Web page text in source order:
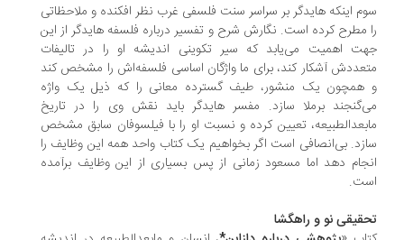
اینکه هایدگر بر سراسر سنت فلسفی غرب نظر افکنده و ملاحظاتی
مطرح کرده است. نگارش شرح و تفسیر درباره فلسفه هایدگر از این
اهمیت می‌یابد که سیر تکوینی اندیشه او را در تالیفات
آشکار کند، برای ما واژگان اساسی فلسفه‌اش را مشخص کند
یک منشور، طیف گسترده معانی را که ذیل یک واژه
برملا سازد. مفسر هایدگر باید نقش وی را در تاریخ
تعیین کرده و نسبت او را با فیلسوفان سابق مشخص
بی‌انصافی است اگر بخواهیم یک کتاب واحد همه این وظایف را
دهد اما مسعود زمانی از پس بسیاری از این وظایف برآمده
نو و راهگشا